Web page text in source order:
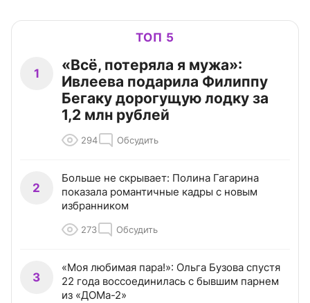
ТОП 5
1
«Всё, потеряла я мужа»:
Ивлеева подарила Филиппу
Бегаку дорогущую лодку за
1,2 млн рублей
294 Обсудить
2
Больше не скрывает: Полина Гагарина
показала романтичные кадры с новым
избранником
273 Обсудить
3
«Моя любимая пара!»: Ольга Бузова спустя
22 года воссоединилась с бывшим парнем
из «ДОМа-2»